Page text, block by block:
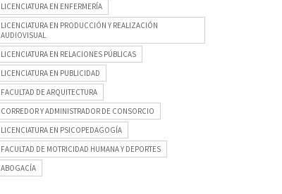
LICENCIATURA EN ENFERMERÍA
LICENCIATURA EN PRODUCCIÓN Y REALIZACIÓN
AUDIOVISUAL
LICENCIATURA EN RELACIONES PÚBLICAS
LICENCIATURA EN PUBLICIDAD
FACULTAD DE ARQUITECTURA
CORREDOR Y ADMINISTRADOR DE CONSORCIO
LICENCIATURA EN PSICOPEDAGOGÍA
FACULTAD DE MOTRICIDAD HUMANA Y DEPORTES
ABOGACÍA